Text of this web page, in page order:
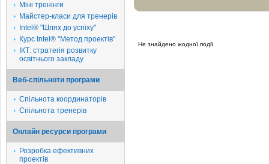
Міні тренінги
Майстер-класи для тренерів
Intel® "Шлях до успіху"
Курс Intel® "Метод проектів"
ІКТ: стратегія розвитку
освітнього закладу
Веб-спільноти програми
Спільнота координаторів
Спільнота тренерів
Онлайн ресурси програми
Розробка ефективних
проектів
Не знайдено жодної події